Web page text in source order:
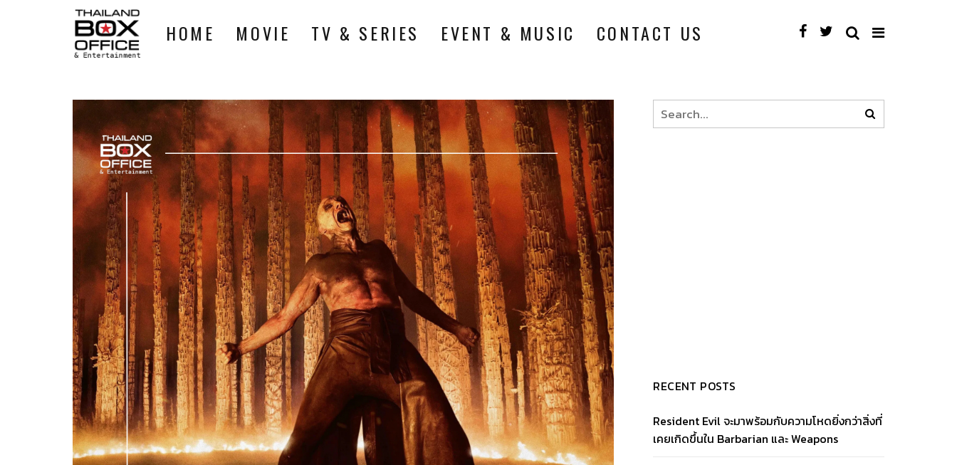
HOME MOVIE TV & SERIES EVENT & MUSIC CONTACT US
RECENT POSTS
Resident Evil จะมาพร้อมกับความโหดยิ่งกว่าสิ่งที่
เคยเกิดขึ้นใน Barbarian และ Weapons